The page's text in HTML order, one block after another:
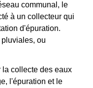
communal, le
à un collecteur qui
d'épuration.
ou
la collecte des eaux
l'épuration et le